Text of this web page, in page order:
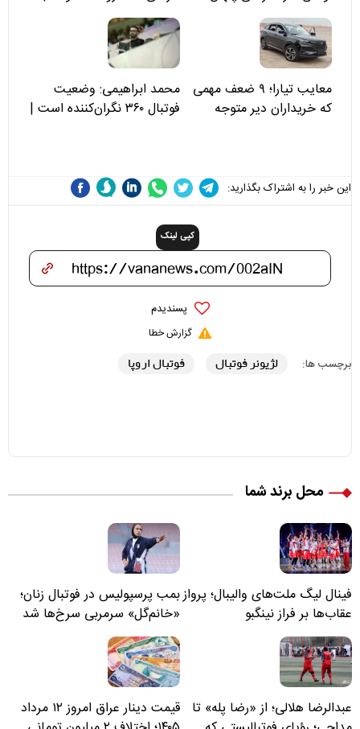
مسئولان «تکیه‌گاه آقا مرتضی
علی(ع)» را جدی‌تر ببینند
معایب تیارا؛ ۹ ضعف مهمی
که خریداران دیر متوجه
محمد ابراهیمی: وضعیت
فوتبال ۳۶۰ نگران‌کننده است |
این خبر را به اشتراک بگذارید:
کپی لینک
پسندیدم
گزارش خطا
برچسب ها: لژیونر فوتبال فوتبال اروپا
محل برند شما
فینال لیگ ملت‌های والیبال؛ پرواز
عقاب‌ها بر فراز نینگبو
بمب پرسپولیس در فوتبال زنان؛
«خانم‌گل» سرمربی سرخ‌ها شد
عبدالرضا هلالی؛ از «رضا پله» تا
قیمت دینار عراق امروز ۱۲ مرداد